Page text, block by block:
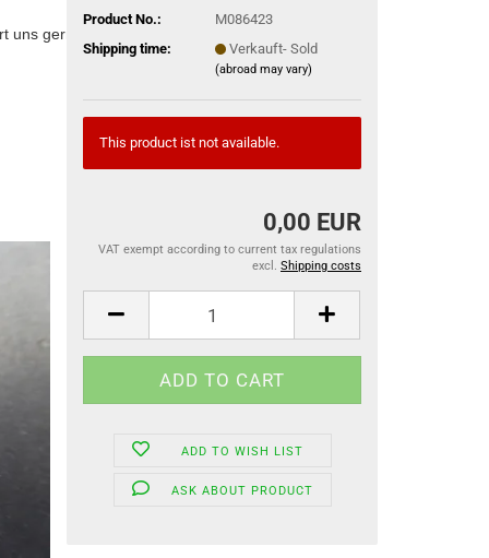
uns gern:
Product No.:
M086423
Shipping time:
Verkauft- Sold
(abroad may vary)
This product ist not available.
0,00 EUR
VAT exempt according to current tax regulations
excl. Shipping costs
ADD TO WISH LIST
ASK ABOUT PRODUCT